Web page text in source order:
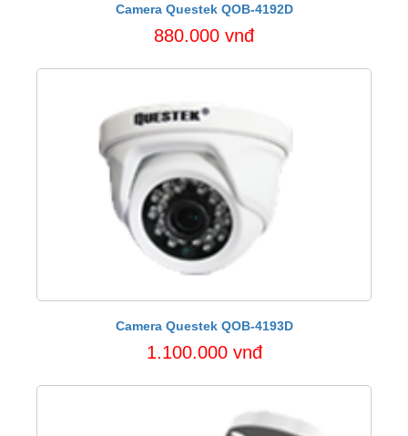
Camera Questek QOB-4192D
880.000 vnđ
Camera Questek QOB-4193D
1.100.000 vnđ